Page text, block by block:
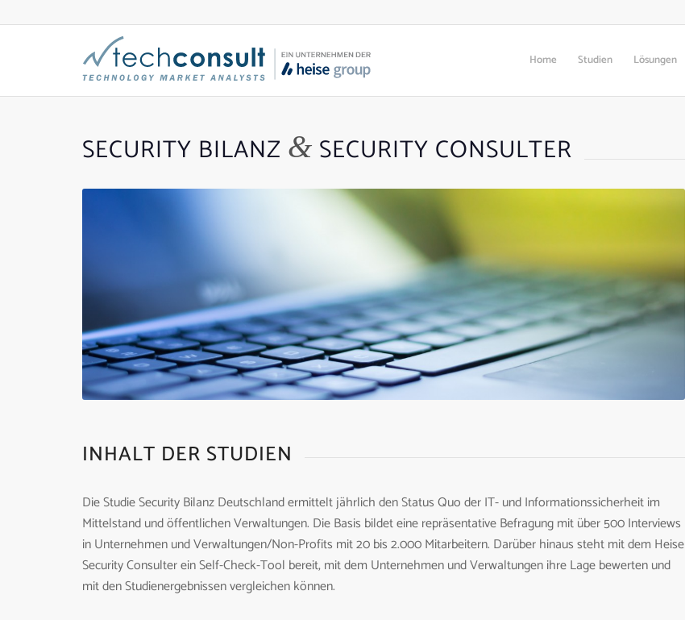
Home Studien Lösungen
SECURITY BILANZ & SECURITY CONSULTER
INHALT DER STUDIEN
Die Studie Security Bilanz Deutschland ermittelt jährlich den Status Quo der IT- und Informationssicherheit im
Mittelstand und öffentlichen Verwaltungen. Die Basis bildet eine repräsentative Befragung mit über 500 Interviews
in Unternehmen und Verwaltungen/Non-Profits mit 20 bis 2.000 Mitarbeitern. Darüber hinaus steht mit dem Heise
Security Consulter ein Self-Check-Tool bereit, mit dem Unternehmen und Verwaltungen ihre Lage bewerten und
mit den Studienergebnissen vergleichen können.